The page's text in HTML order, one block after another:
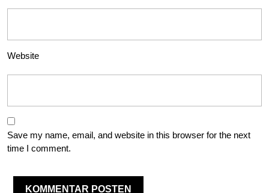
Website
Save my name, email, and website in this browser for the next
time I comment.